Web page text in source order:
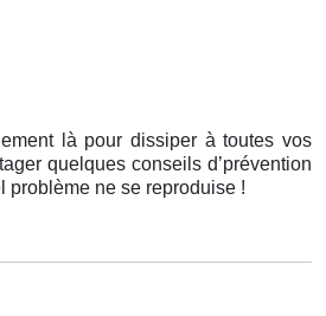
là pour dissiper à toutes vos
quelques conseils d’prévention
problème ne se reproduise !